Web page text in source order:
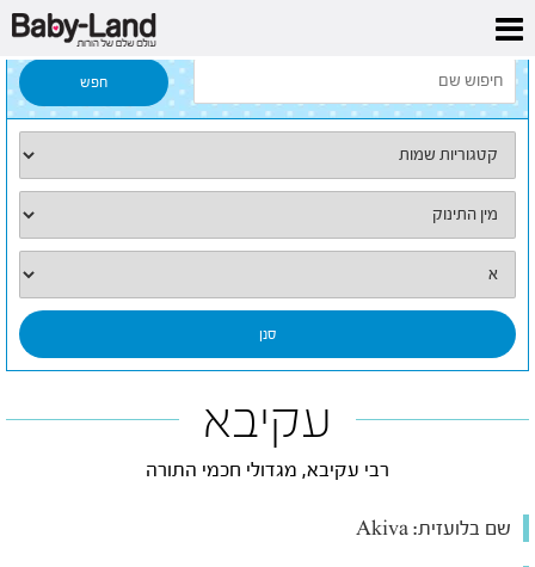
דף הבית
עקיבא
רבי עקיבא, מגדולי חכמי התורה
שם בלועזית: